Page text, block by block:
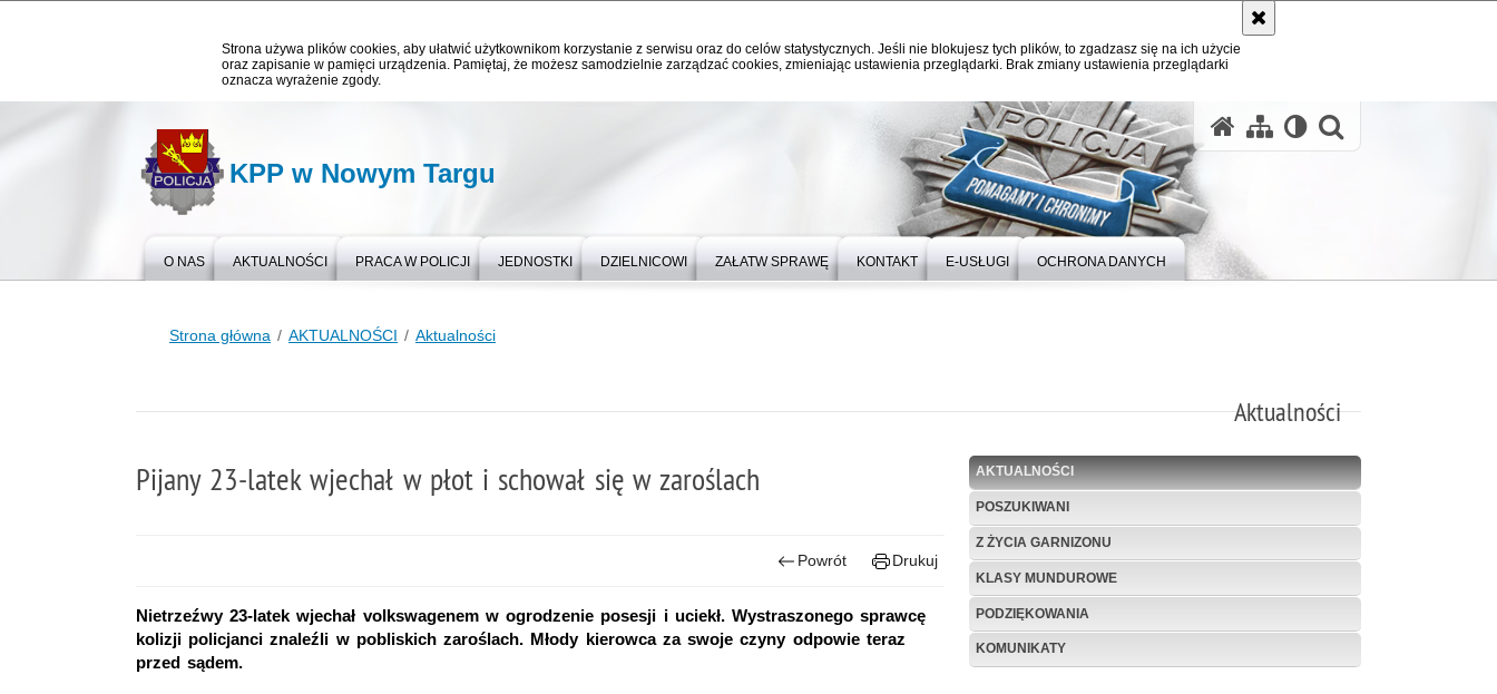
Strona używa plików cookies, aby ułatwić użytkownikom korzystanie z serwisu oraz do celów statystycznych. Jeśli nie blokujesz tych plików, to zgadzasz się na ich użycie
oraz zapisanie w pamięci urządzenia. Pamiętaj, że możesz samodzielnie zarządzać cookies, zmieniając ustawienia przeglądarki. Brak zmiany ustawienia przeglądarki
oznacza wyrażenie zgody.
KPP w Nowym Targu
O NAS AKTUALNOŚCI PRACA W POLICJI JEDNOSTKI DZIELNICOWI ZAŁATW SPRAWĘ KONTAKT E-USŁUGI OCHRONA DANYCH
Strona główna AKTUALNOŚCI Aktualności
Aktualności
Pijany 23-latek wjechał w płot i schował się w zaroślach
Powrót Drukuj
Nietrzeźwy 23-latek wjechał volkswagenem w ogrodzenie posesji i uciekł. Wystraszonego sprawcę
kolizji policjanci znaleźli w pobliskich zaroślach. Młody kierowca za swoje czyny odpowie teraz
przed sądem.
AKTUALNOŚCI
POSZUKIWANI
Z ŻYCIA GARNIZONU
KLASY MUNDUROWE
PODZIĘKOWANIA
KOMUNIKATY